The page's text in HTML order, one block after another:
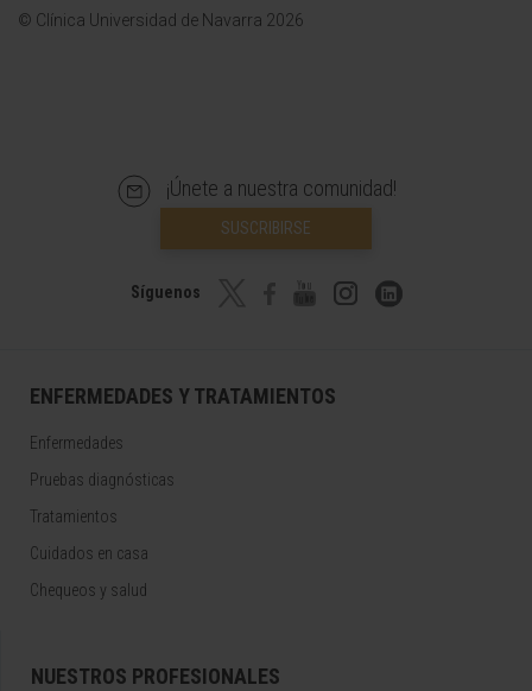
© Clínica Universidad de Navarra 2026
¡Únete a nuestra comunidad!
SUSCRIBIRSE
Síguenos
ENFERMEDADES Y TRATAMIENTOS
Enfermedades
Pruebas diagnósticas
Tratamientos
Cuidados en casa
Chequeos y salud
NUESTROS PROFESIONALES